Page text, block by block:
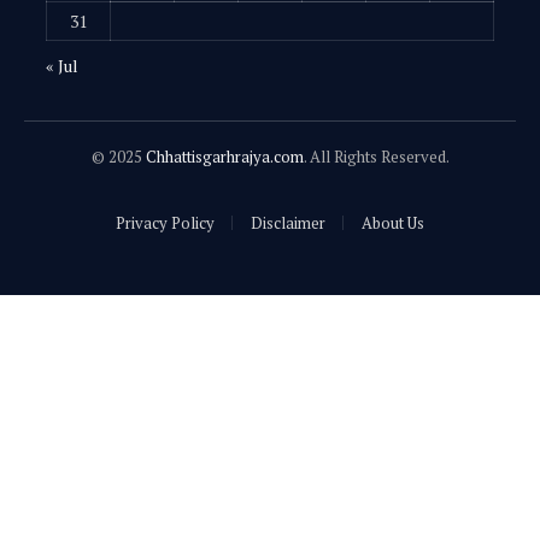
31
« Jul
© 2025 Chhattisgarhrajya.com. All Rights Reserved.
Privacy Policy Disclaimer About Us